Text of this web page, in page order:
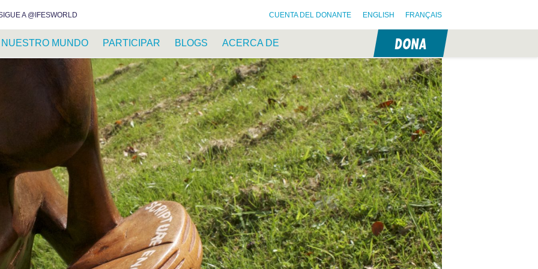
A @IFESWORLD CUENTA DEL DONANTE ENGLISH FRANÇAIS
NUESTRO MUNDO PARTICIPAR BLOGS ACERCA DE DONA